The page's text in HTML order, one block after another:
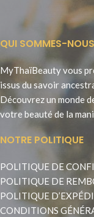
QUI SOMMES-
MyThaïBeauty vous
issus du savoir
Découvrez un monde
votre beauté de la
NOTRE POLITIQUE
POLITIQUE DE
POLITIQUE DE
POLITIQUE
CONDITIONS